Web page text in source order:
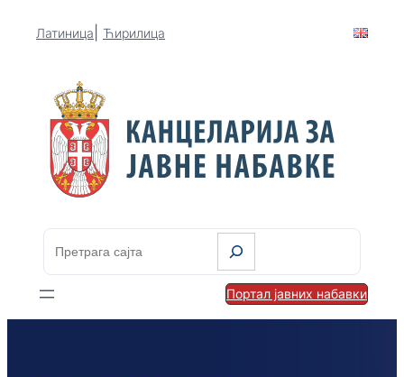
Латиница Ћирилица
П
Портал јавних набавки